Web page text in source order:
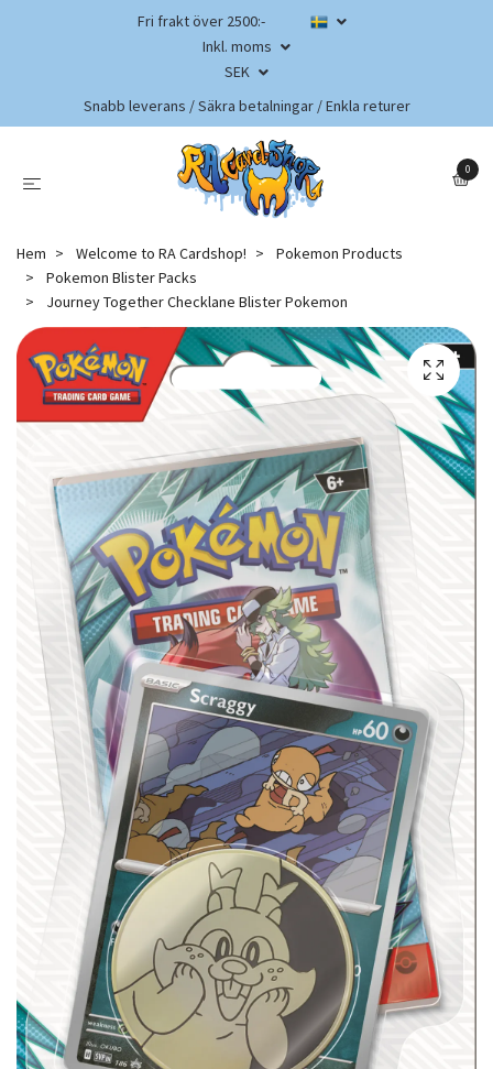
Fri frakt över 2500:-
Inkl. moms
SEK
Snabb leverans / Säkra betalningar / Enkla returer
0
Hem Welcome to RA Cardshop!
Pokemon Products
Pokemon Blister Packs
Journey Together Checklane Blister Pokemon